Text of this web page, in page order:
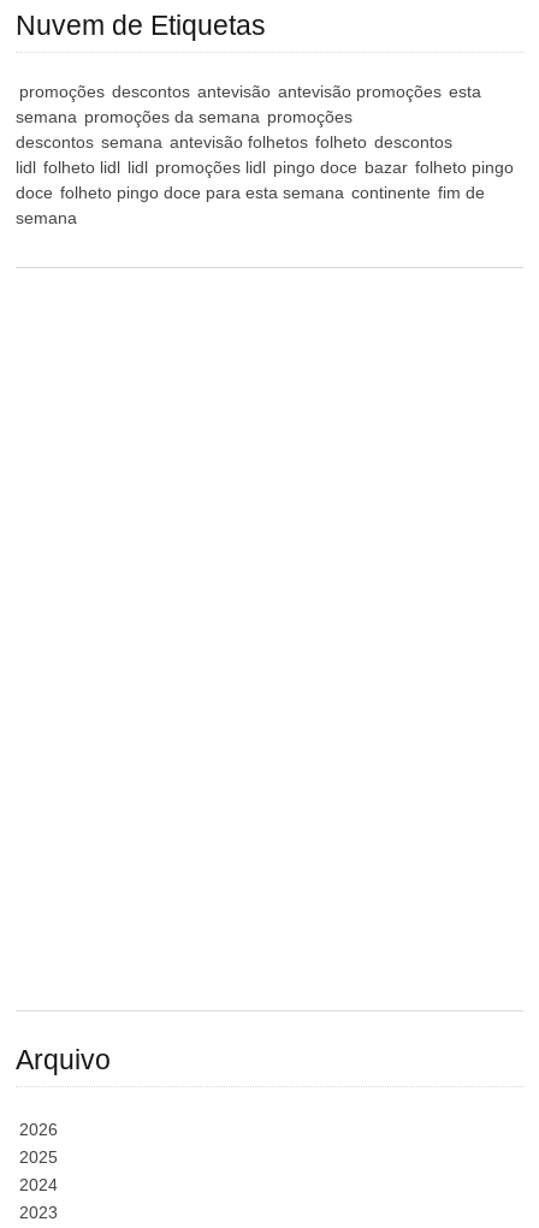
Nuvem de Etiquetas
promoções descontos antevisão antevisão promoções esta
semana promoções da semana promoções
descontos semana antevisão folhetos folheto descontos
lidl folheto lidl lidl promoções lidl pingo doce bazar folheto pingo
doce folheto pingo doce para esta semana continente fim de
semana
Arquivo
2026
2025
2024
2023